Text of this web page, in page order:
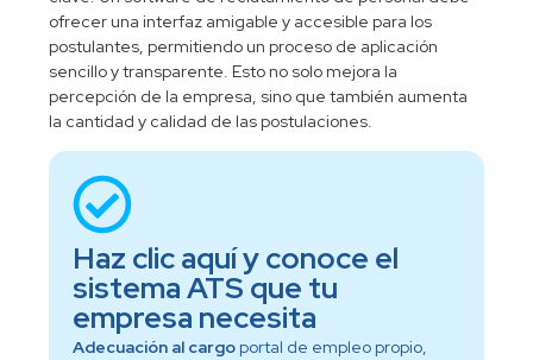
ofrecer una interfaz amigable y accesible para los
postulantes, permitiendo un proceso de aplicación
sencillo y transparente. Esto no solo mejora la
percepción de la empresa, sino que también aumenta
la cantidad y calidad de las postulaciones.
Haz clic aquí y conoce el
sistema ATS que tu
empresa necesita
Adecuación al cargo portal de empleo propio,